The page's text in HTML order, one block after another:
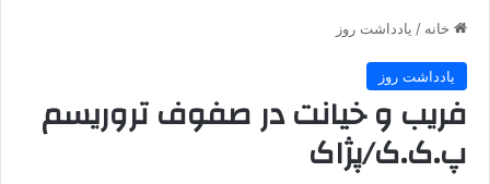
خانه / یادداشت روز
یادداشت روز
فریب و خیانت در صفوف تروریسم
پ.ک.ک/پژاک